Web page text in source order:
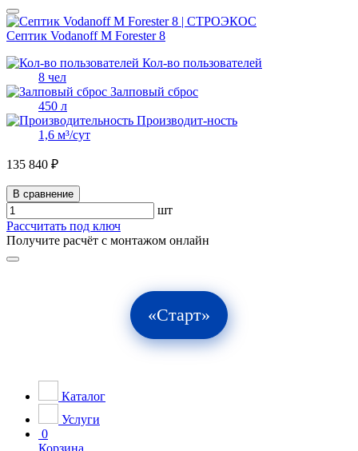
Септик Vodanoff M Forester 8
Кол-во пользователей
8 чел
Залповый сброс
450 л
Производит-ность
1,6 м³/сут
135 840 ₽
В сравнение
шт
Рассчитать под ключ
Получите расчёт с монтажом онлайн
«Старт»
Каталог
Услуги
0
Корзина